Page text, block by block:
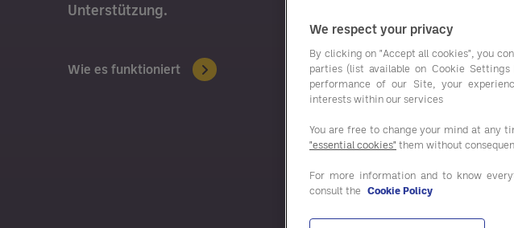
Unterstützung.
Wie es funktioniert
We respect your privacy
By clicking on "Accept all cookies", you
parties (list available on Cookie
performance of our Site, your
interests within our services
You are free to change your mind at any
"essential cookies" them without
For more information and to know
consult the Cookie Policy